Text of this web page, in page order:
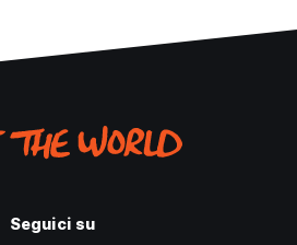
Seguici su